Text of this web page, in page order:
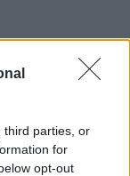
third parties, or
for
opt-out